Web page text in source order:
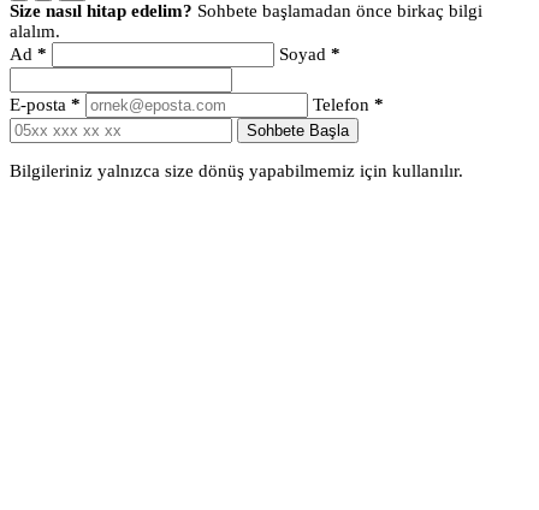
Size nasıl hitap edelim? Sohbete başlamadan önce birkaç bilgi
alalım.
Ad * Soyad *
E-posta * Telefon *
Sohbete Başla
Bilgileriniz yalnızca size dönüş yapabilmemiz için kullanılır.